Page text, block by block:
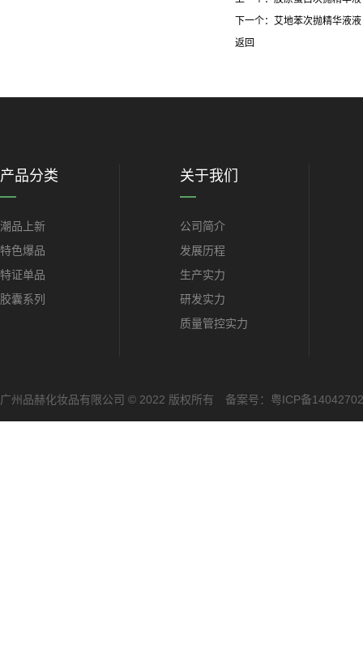
下一个： 艾地苯次抛精华液液
返回
产品分类
潮品上新
特色爆品
特证单品
胶囊系列
关于我们
公司简介
发展历程
生产实力
研发实力
质量管控实力
广州品赫化妆品有限公司 © 2022 版权所有 备案号： 粤ICP备